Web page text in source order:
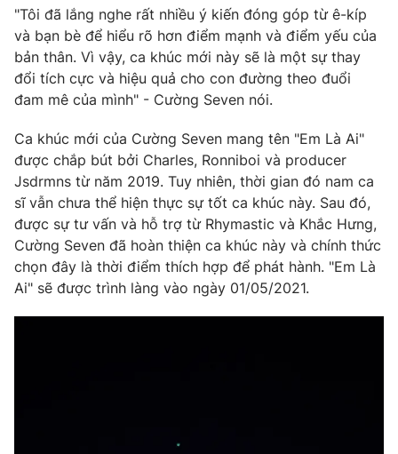
Hậu trường
Nhân vật
Khán giả
Điện ảnh
Âm nhạc
Sao
Đời sống
Du lịch
Chất lượng cuộc sống
Giáo dục
Tuyển sinh
Học trực tuyến
Công nghệ
Hitech Công nghệ tương lai
Sản phẩm
Thị trường
Tư vấn
Giao lưu trực tuyến
Lịch phát sóng
"Tôi đã lắng nghe rất nhiều ý kiến đóng góp từ ê-kíp
và bạn bè để hiểu rõ hơn điểm mạnh và điểm yếu của
bản thân. Vì vậy, ca khúc mới này sẽ là một sự thay
đổi tích cực và hiệu quả cho con đường theo đuổi
đam mê của mình" - Cường Seven nói.
Ca khúc mới của Cường Seven mang tên "Em Là Ai"
được chắp bút bởi Charles, Ronniboi và producer
Jsdrmns từ năm 2019. Tuy nhiên, thời gian đó nam ca
sĩ vẫn chưa thể hiện thực sự tốt ca khúc này. Sau đó,
được sự tư vấn và hỗ trợ từ Rhymastic và Khắc Hưng,
Cường Seven đã hoàn thiện ca khúc này và chính thức
chọn đây là thời điểm thích hợp để phát hành. "Em Là
Ai" sẽ được trình làng vào ngày 01/05/2021.